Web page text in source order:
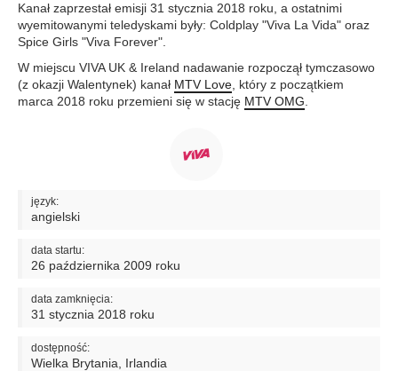
Kanał zaprzestał emisji 31 stycznia 2018 roku, a ostatnimi
wyemitowanymi teledyskami były: Coldplay "Viva La Vida" oraz
Spice Girls "Viva Forever".
W miejscu VIVA UK & Ireland nadawanie rozpoczął tymczasowo
(z okazji Walentynek) kanał MTV Love , który z początkiem
marca 2018 roku przemieni się w stację MTV OMG
język:
angielski
data startu:
26 października 2009 roku
data zamknięcia:
31 stycznia 2018 roku
dostępność:
Wielka Brytania, Irlandia